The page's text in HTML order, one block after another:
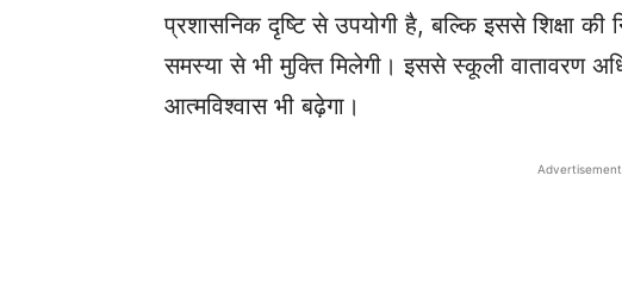
प्रशासनिक दृष्टि से उपयोगी है, बल्कि इससे शिक्षा
समस्या से भी मुक्ति मिलेगी। इससे स्कूली वातावरण
आत्मविश्वास भी बढ़ेगा।
Advertisement